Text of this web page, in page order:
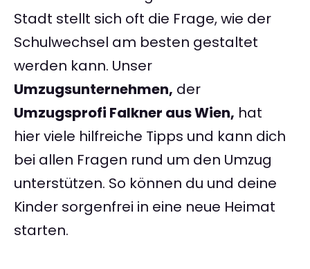
Stadt stellt sich oft die Frage, wie der
Schulwechsel am besten gestaltet
werden kann. Unser
Umzugsunternehmen, der
Umzugsprofi Falkner aus Wien, hat
hier viele hilfreiche Tipps und kann dich
bei allen Fragen rund um den Umzug
unterstützen. So können du und deine
Kinder sorgenfrei in eine neue Heimat
starten.